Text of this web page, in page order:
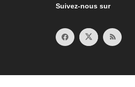
Suivez-nous sur